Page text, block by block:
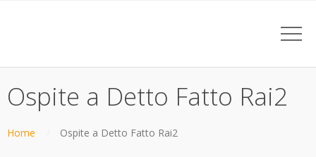
Ospite a Detto Fatto Rai2
Home Ospite a Detto Fatto Rai2